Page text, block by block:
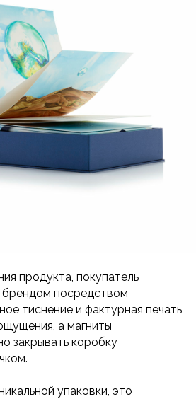
продукта, покупатель
брендом посредством
тиснение и фактурная печать
а магниты
закрывать коробку
упаковки, это